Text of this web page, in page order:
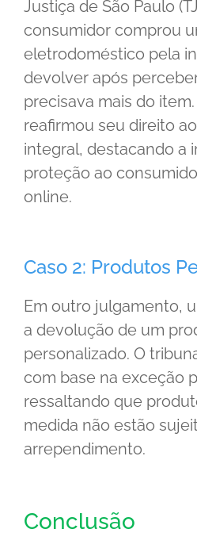
Justiça de São Paulo
consumidor comprou
eletrodoméstico pela
devolver após
precisava mais do
reafirmou seu direito
integral, destacando a
proteção ao
online.
Caso 2: Produtos
Em outro julgamento,
a devolução de um
personalizado. O
com base na exceção
ressaltando que
medida não estão
arrependimento.
Conclusão